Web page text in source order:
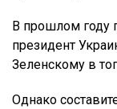
В прошлом году
президент
Зеленскому в
Однако